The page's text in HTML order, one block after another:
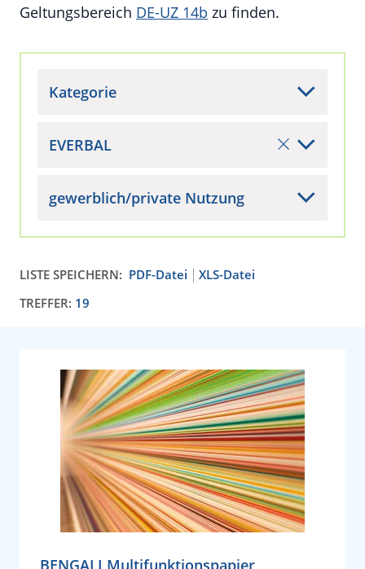
Geltungsbereich DE-UZ 14b zu finden.
Kategorie
EVERBAL
gewerblich/private Nutzung
LISTE SPEICHERN: PDF-Datei
XLS-Datei
TREFFER: 19
BENGALI Multifunktionspapier